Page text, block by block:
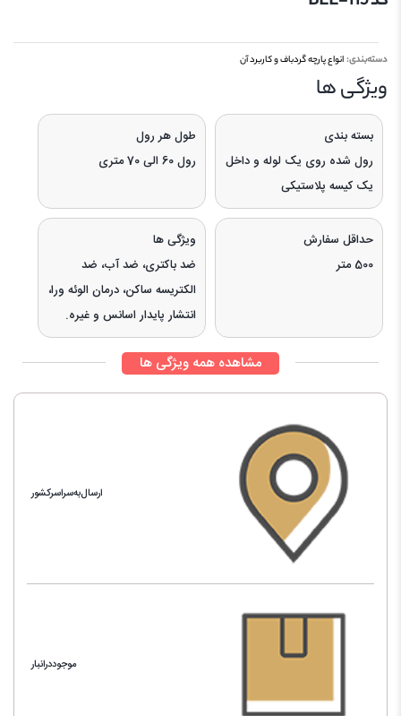
دسته‌بندی:انواع پارچه گردباف و کاربرد آن
ویژگی‌ ها
بسته بندی
رول شده روی یک لوله و داخل
یک کیسه پلاستیکی
طول هر رول
رول 60 الی 70 متری
حداقل سفارش
500 متر
ویژگی ها
ضد باکتری، ضد آب، ضد
الکتریسه ساکن، درمان الوئه ورا،
انتشار پایدار اسانس و غیره.
مشاهده همه ویژگی ها
ارسال‌به‌سراسرکشور
موجوددرانبار